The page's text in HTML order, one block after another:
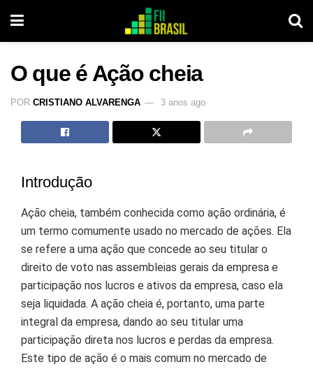
O que é Ação cheia
POR CRISTIANO ALVARENGA 3 anos ago
Introdução
Ação cheia, também conhecida como ação ordinária, é
um termo comumente usado no mercado de ações. Ela
se refere a uma ação que concede ao seu titular o
direito de voto nas assembleias gerais da empresa e
participação nos lucros e ativos da empresa, caso ela
seja liquidada. A ação cheia é, portanto, uma parte
integral da empresa, dando ao seu titular uma
participação direta nos lucros e perdas da empresa.
Este tipo de ação é o mais comum no mercado de